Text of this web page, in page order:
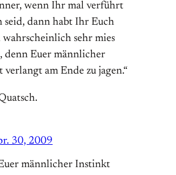
wenn Ihr mal verführt
seid, dann habt Ihr Euch
wahrscheinlich sehr mies
denn Euer männlicher
am Ende zu jagen.“
30, 2009
männlicher Instinkt